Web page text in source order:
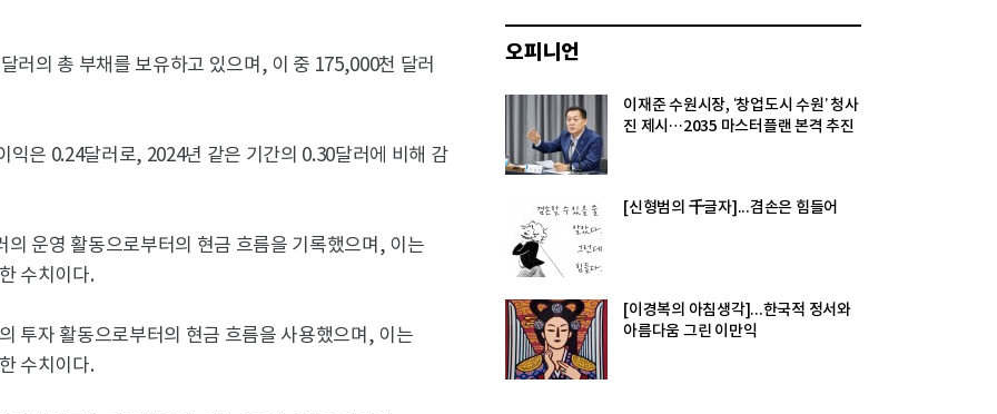
러의 총 부채를 보유하고 있으며, 이 중 175,000천 달러
은 0.24달러로, 2024년 같은 기간의 0.30달러에 비해 감
운영 활동으로부터의 현금 흐름을 기록했으며, 이는
수치이다.
투자 활동으로부터의 현금 흐름을 사용했으며, 이는
수치이다.
오피니언
이재준 수원시장, ‘창업도시 수원’ 청사
진 제시…2035 마스터플랜 본격 추진
[신형범의 千글자]...겸손은 힘들어
[이경복의 아침생각]...한국적 정서와
아름다움 그린 이만익